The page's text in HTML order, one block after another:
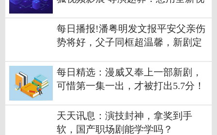
每日播报!潘粤明发文报平安父亲伤
势将好，父子同框超温馨，新剧定
每日精选：漫威又奉上一部新剧，
可惜第一集一出，才被打出5.7分！
天天讯息：演技封神，拿奖到手
软，国产职场剧能学学吗？